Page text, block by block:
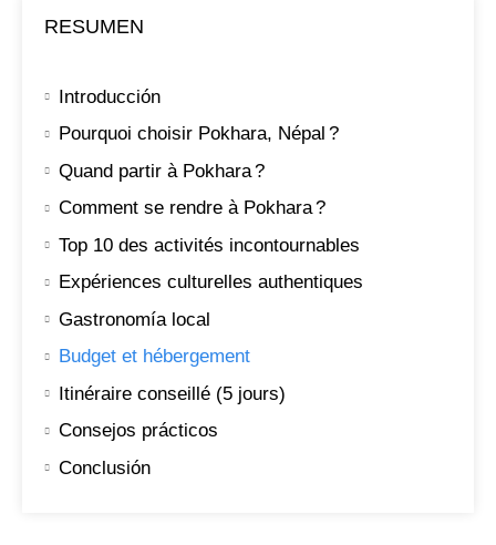
RESUMEN
Introducción
Pourquoi choisir Pokhara, Népal ?
Quand partir à Pokhara ?
Comment se rendre à Pokhara ?
Top 10 des activités incontournables
Expériences culturelles authentiques
Gastronomía local
Budget et hébergement
Itinéraire conseillé (5 jours)
Consejos prácticos
Conclusión